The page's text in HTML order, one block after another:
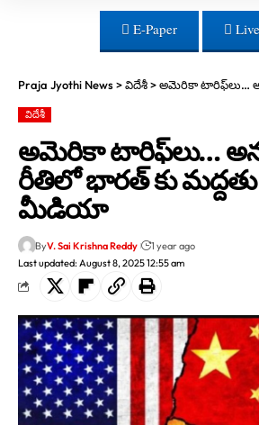
E-Paper
Praja Jyothi News>విదేశీ>అమెరికా టారిఫ్‌లు… అనూహ్య
విదేశీ
అమెరికా టారిఫ్‌లు…
రీతిలో భారత్ కు
మీడియా
Last updated: August 8, 2025 12:55 am
ByV. Sai Krishna Reddy 1 year ago